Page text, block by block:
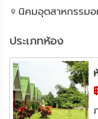
นิคมอุตสาหกรรม
ประเภทห้อง